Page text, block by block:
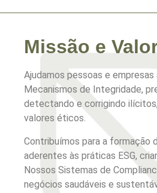
Missão e
Ajudamos pessoas e
Mecanismos de Integridade,
detectando e corrigindo
valores éticos.
Contribuímos para a formação
aderentes às práticas ESG,
Nossos Sistemas de
negócios saudáveis e